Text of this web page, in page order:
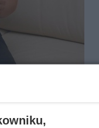
Danuta Olewnik
jego imieniu